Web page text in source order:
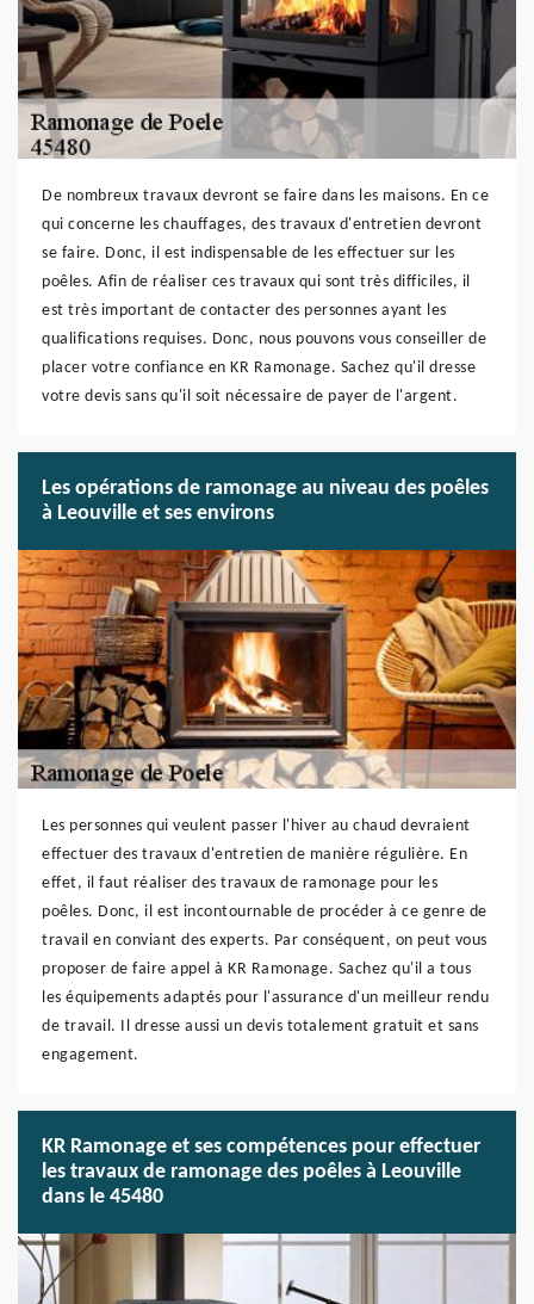
De nombreux travaux devront se faire dans les maisons. En ce
qui concerne les chauffages, des travaux d'entretien devront
se faire. Donc, il est indispensable de les effectuer sur les
poêles. Afin de réaliser ces travaux qui sont très difficiles, il
est très important de contacter des personnes ayant les
qualifications requises. Donc, nous pouvons vous conseiller de
placer votre confiance en KR Ramonage. Sachez qu'il dresse
votre devis sans qu'il soit nécessaire de payer de l'argent.
Les opérations de ramonage au niveau des poêles
à Leouville et ses environs
Les personnes qui veulent passer l'hiver au chaud devraient
effectuer des travaux d'entretien de manière régulière. En
effet, il faut réaliser des travaux de ramonage pour les
poêles. Donc, il est incontournable de procéder à ce genre de
travail en conviant des experts. Par conséquent, on peut vous
proposer de faire appel à KR Ramonage. Sachez qu'il a tous
les équipements adaptés pour l'assurance d'un meilleur rendu
de travail. Il dresse aussi un devis totalement gratuit et sans
engagement.
KR Ramonage et ses compétences pour effectuer
les travaux de ramonage des poêles à Leouville
dans le 45480